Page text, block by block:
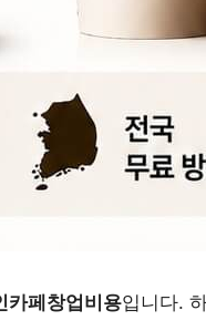
카페창업비용입니다.